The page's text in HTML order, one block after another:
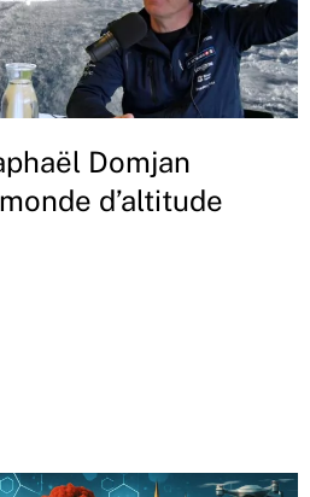
Domjan
d’altitude